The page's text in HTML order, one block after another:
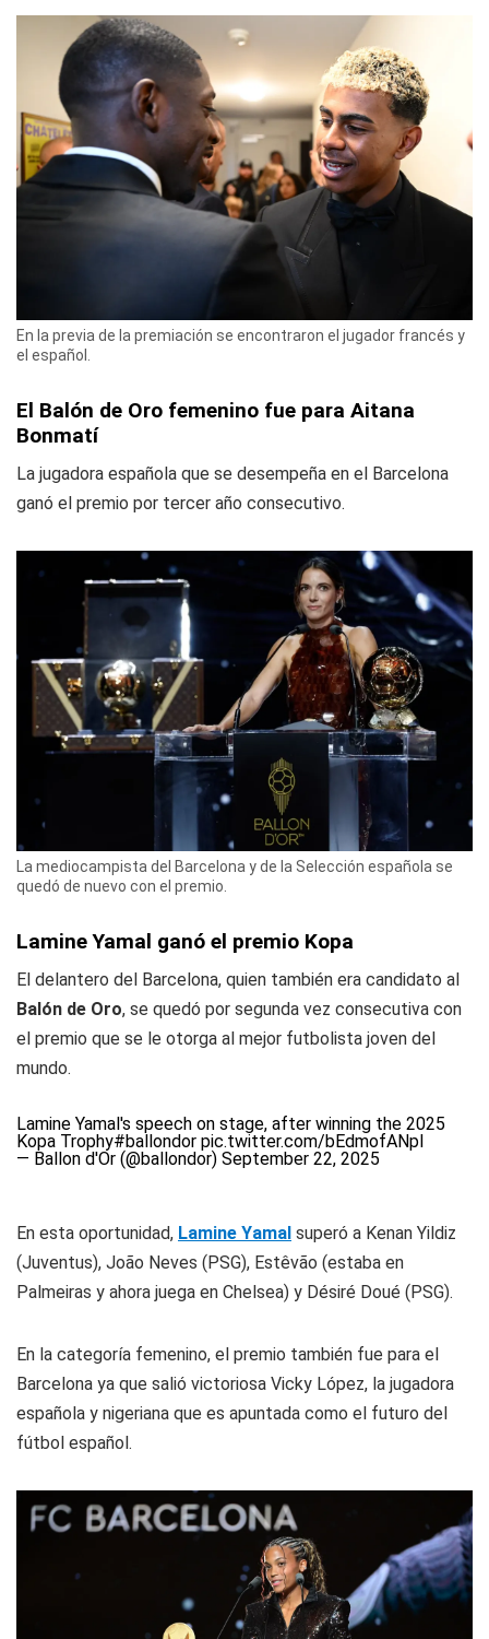
En la previa de la premiación se encontraron el jugador francés y
el español.
El Balón de Oro femenino fue para Aitana
Bonmatí
La jugadora española que se desempeña en el Barcelona
ganó el premio por tercer año consecutivo.
La mediocampista del Barcelona y de la Selección española se
quedó de nuevo con el premio.
Lamine Yamal ganó el premio Kopa
El delantero del Barcelona, quien también era candidato al
Balón de Oro, se quedó por segunda vez consecutiva con
el premio que se le otorga al mejor futbolista joven del
mundo.
Lamine Yamal's speech on stage, after winning the 2025
Kopa Trophy#ballondor pic.twitter.com/bEdmofANpI
— Ballon d'Or (@ballondor) September 22, 2025
En esta oportunidad, Lamine Yamal superó a Kenan Yildiz
(Juventus), João Neves (PSG), Estêvão (estaba en
Palmeiras y ahora juega en Chelsea) y Désiré Doué (PSG).
En la categoría femenino, el premio también fue para el
Barcelona ya que salió victoriosa Vicky López, la jugadora
española y nigeriana que es apuntada como el futuro del
fútbol español.